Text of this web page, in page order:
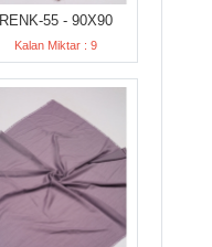
RENK-55 - 90X90
Kalan Miktar : 9